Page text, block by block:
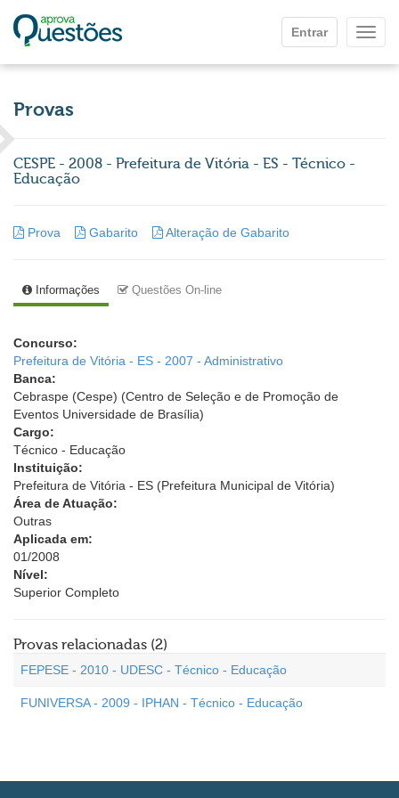
Entrar
Provas
CESPE - 2008 - Prefeitura de Vitória - ES - Técnico -
Educação
Prova Gabarito Alteração de Gabarito
Informações Questões On-line
Concurso:
Prefeitura de Vitória - ES - 2007 - Administrativo
Banca:
Cebraspe (Cespe) (Centro de Seleção e de Promoção de
Eventos Universidade de Brasília)
Cargo:
Técnico - Educação
Instituição:
Prefeitura de Vitória - ES (Prefeitura Municipal de Vitória)
Área de Atuação:
Outras
Aplicada em:
01/2008
Nível:
Superior Completo
Provas relacionadas (2)
FEPESE - 2010 - UDESC - Técnico - Educação
FUNIVERSA - 2009 - IPHAN - Técnico - Educação